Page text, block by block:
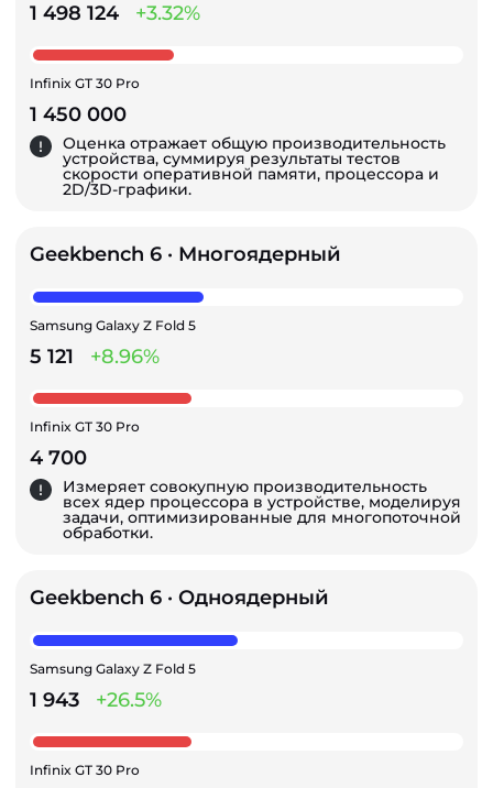
1 498 124 +3.32%
Infinix GT 30 Pro
1 450 000
Оценка отражает общую производительность
устройства, суммируя результаты тестов
скорости оперативной памяти, процессора и
2D/3D-графики.
Geekbench 6 · Многоядерный
Samsung Galaxy Z Fold 5
5 121 +8.96%
Infinix GT 30 Pro
4 700
Измеряет совокупную производительность
всех ядер процессора в устройстве, моделируя
задачи, оптимизированные для многопоточной
обработки.
Geekbench 6 · Одноядерный
Samsung Galaxy Z Fold 5
1 943 +26.5%
Infinix GT 30 Pro